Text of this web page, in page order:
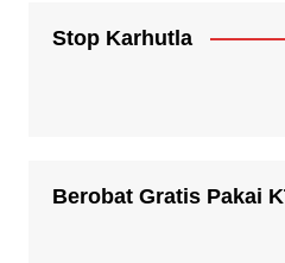
Stop Karhutla
Berobat Gratis Pakai